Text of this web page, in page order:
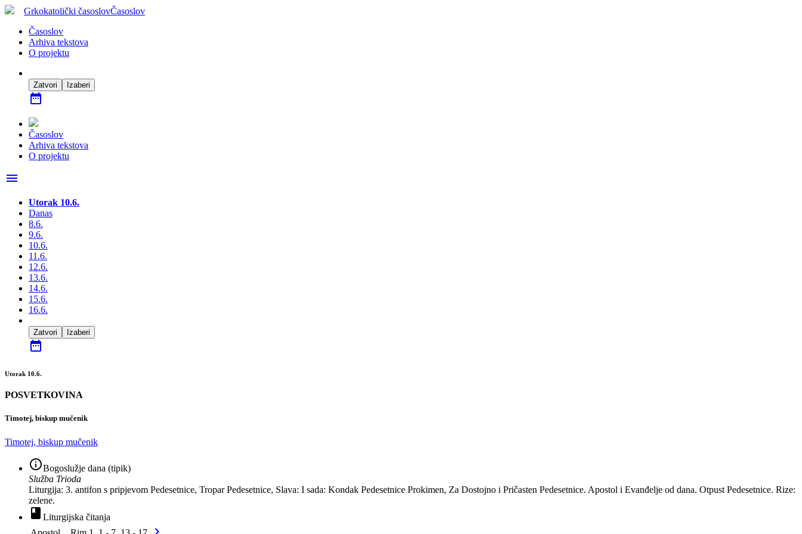
Grkokatolički časoslovČasoslov
Časoslov
Arhiva tekstova
O projektu
Zatvori Izaberi
date_range
Časoslov
Arhiva tekstova
O projektu
menu
Utorak 10.6.
Danas
8.6.
9.6.
10.6.
11.6.
12.6.
13.6.
14.6.
15.6.
16.6.
Zatvori Izaberi
date_range
Utorak 10.6.
POSVETKOVINA
Timotej, biskup mučenik
Timotej, biskup mučenik
info_outlineBogoslužje dana (tipik)
Služba Trioda
Liturgija: 3. antifon s pripjevom Pedesetnice, Tropar Pedesetnice, Slava: I sada: Kondak Pedesetnice Prokimen, Za Dostojno i Pričasten Pedesetnice. Apostol i Evanđelje od dana. Otpust Pedesetnice. Rize:
zelene.
book Liturgijska čitanja